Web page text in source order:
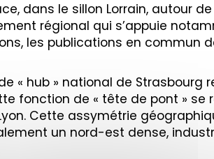
dans le sillon Lorrain, autour
régional qui s’appuie
les publications en commun
« hub » national de Strasbourg
fonction de « tête de pont » se
Cette assymétrie
un nord-est dense,